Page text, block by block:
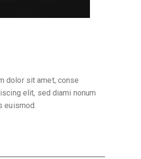
dolor sit amet, conse
elit, sed diami nonum
euismod.